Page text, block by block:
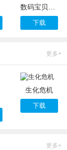
下载
更多+
生化危机
下载
更多+